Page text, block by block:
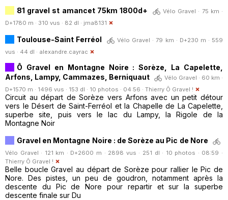
81 gravel st amancet 75km 1800d+
Vélo Gravel · 75 km ·
D+1780 m · 310 vus · 82 dl · jma8131
Toulouse-Saint Ferréol
Vélo Gravel · 79 km · D+230 m · 559
vus · 44 dl · alexandre.cayrac
Ô Gravel en Montagne Noire : Sorèze, La Capelette,
Arfons, Lampy, Cammazes, Berniquaut
Vélo Gravel · 60 km ·
D+1570 m · 1496 vus · 153 dl · 10 photos · 04:56 · Thierry Ô Gravel !
Circuit au départ de Sorèze vers Arfons avec un petit détour
vers le Désert de Saint-Ferréol et la Chapelle de La Capelette,
superbe site, puis vers le lac du Lampy, la Rigole de la
Montagne Noir
Gravel en Montagne Noire : de Sorèze au Pic de Nore
Vélo Gravel · 121 km · D+2600 m · 2898 vus · 251 dl · 10 photos · 08:59 ·
Thierry Ô Gravel !
Belle boucle Gravel au départ de Sorèze pour rallier le Pic de
Nore. Des pistes, un peu de goudron, notamment après la
descente du Pic de Nore pour repartir et sur la superbe
descente finale sur Du